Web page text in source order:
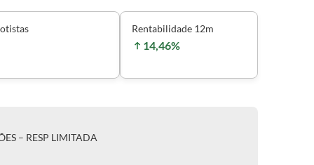
Rentabilidade 12m
14,46%
– RESP LIMITADA